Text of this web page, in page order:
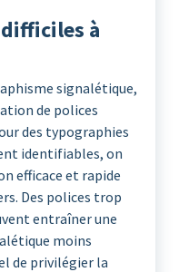
à
signalétique,
de polices
des typographies
identifiables, on
efficace et rapide
Des polices trop
entraîner une
moins
de privilégier la